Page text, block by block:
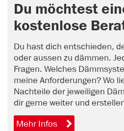
Du möchtest
kostenlose
Thema
Du hast dich entschieden,
oder aussen zu dämmen.
Fragen. Welches
meine Anforderungen? Wo
Nachteile der jeweiligen
dir gerne weiter und
unverbindliches Angebot.
einen Beratungstermin.
Mehr Infos